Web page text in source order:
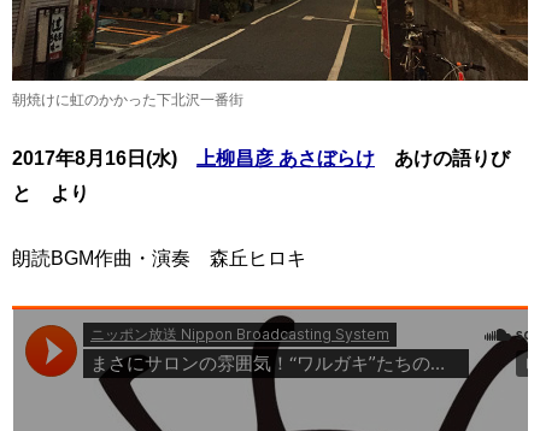
朝焼けに虹のかかった下北沢一番街
2017年8月16日(水) 上柳昌彦 あさぼらけ あけの語りび
と より
朗読BGM作曲・演奏 森丘ヒロキ